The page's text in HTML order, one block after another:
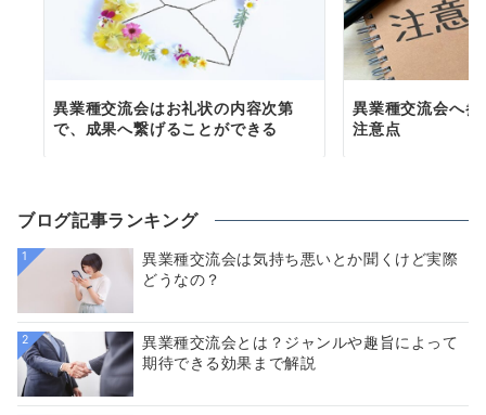
異業種交流会はお礼状の内容次第
で、成果へ繋げることができる
異業種交流会へ
注意点
ブログ記事ランキング
1
異業種交流会は気持ち悪いとか聞くけど実際
どうなの？
2
異業種交流会とは？ジャンルや趣旨によって
期待できる効果まで解説